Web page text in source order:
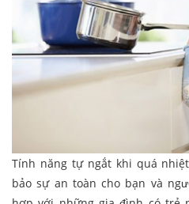
Tính năng tự ngắt khi quá
bảo sự an toàn cho bạn và